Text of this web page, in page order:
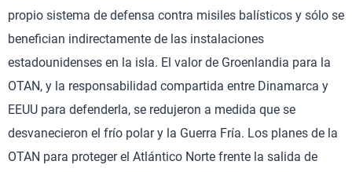
propio sistema de defensa contra misiles balísticos y sólo se
benefician indirectamente de las instalaciones
estadounidenses en la isla. El valor de Groenlandia para la
OTAN, y la responsabilidad compartida entre Dinamarca y
EEUU para defenderla, se redujeron a medida que se
desvanecieron el frío polar y la Guerra Fría. Los planes de la
OTAN para proteger el Atlántico Norte frente la salida de